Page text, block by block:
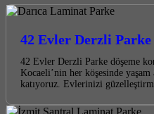
42 Evler Derzli Parke
42 Evler Derzli Parke döşeme
Kocaeli’nin her köşesinde yaşam
katıyoruz. Evlerinizi